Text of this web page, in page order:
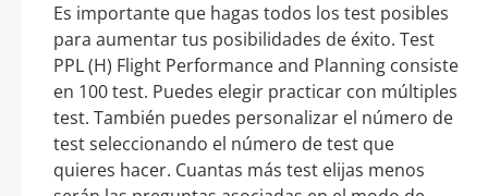
Es importante que hagas todos los test posibles
para aumentar tus posibilidades de éxito. Test
PPL (H) Flight Performance and Planning consiste
en 100 test. Puedes elegir practicar con múltiples
test. También puedes personalizar el número de
test seleccionando el número de test que
quieres hacer. Cuantas más test elijas menos